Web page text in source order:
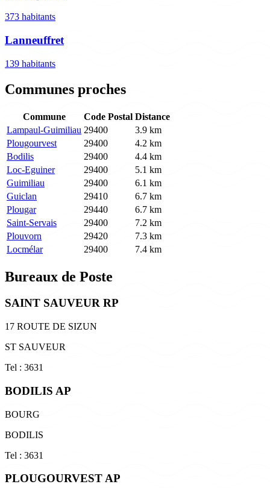
373 habitants
Lanneuffret
139 habitants
Communes proches
Commune Code Postal Distance
Lampaul-Guimiliau 29400
3.9 km
Plougourvest
29400
4.2 km
Bodilis
29400
4.4 km
Loc-Eguiner
29400
5.1 km
Guimiliau
29400
6.1 km
Guiclan
29410
6.7 km
Plougar
29440
6.7 km
Saint-Servais
29400
7.2 km
Plouvorn
29420
7.3 km
Locmélar
29400 7.4 km
Bureaux de Poste
SAINT SAUVEUR RP
17 ROUTE DE SIZUN
ST SAUVEUR
Tel : 3631
BODILIS AP
BOURG
BODILIS
Tel : 3631
PLOUGOURVEST AP